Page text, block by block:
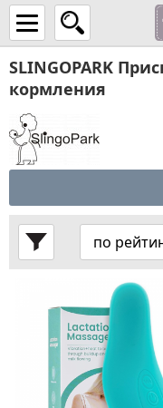
SLINGOPARK
кормления